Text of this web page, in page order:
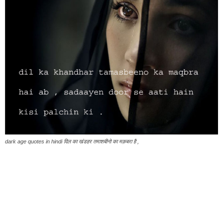
dark age quotes in hindi दिल का खंडहर तमाशबीनो का मक़बरा है ,